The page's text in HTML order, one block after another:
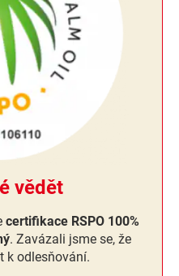
vědět
certifikace RSPO 100%
. Zavázali jsme se, že
k odlesňování.